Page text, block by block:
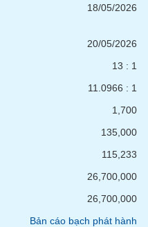
18/05/2026
20/05/2026
13 : 1
11.0966 : 1
1,700
135,000
115,233
26,700,000
26,700,000
Bản cáo bạch phát hành